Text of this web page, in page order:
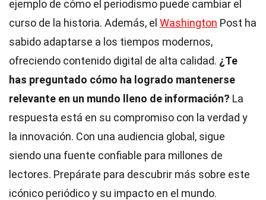
ejemplo de cómo el periodismo puede cambiar el
curso de la historia. Además, el Washington Post ha
sabido adaptarse a los tiempos modernos,
ofreciendo contenido digital de alta calidad. ¿Te
has preguntado cómo ha logrado mantenerse
relevante en un mundo lleno de información? La
respuesta está en su compromiso con la verdad y
la innovación. Con una audiencia global, sigue
siendo una fuente confiable para millones de
lectores. Prepárate para descubrir más sobre este
icónico periódico y su impacto en el mundo.